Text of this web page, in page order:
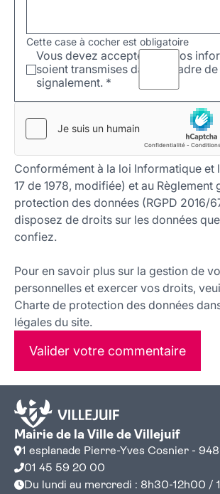
Cette case à cocher est obligatoire
Vous devez accepter que vos
soient transmises dans le cadre
signalement. *
Conformément à la loi Informatique et
17 de 1978, modifiée) et au Règlement
protection des données (RGPD 2016/
disposez de droits sur les données
confiez.
Pour en savoir plus sur la gestion de
personnelles et exercer vos droits,
Charte de protection des données
légales du site.
Valider votre commentaire
Mairie de la Ville de Villejuif
1 esplanade Pierre-Yves Cosnier -
01 45 59 20 00
Du lundi au mercredi : 8h30-12h00 /